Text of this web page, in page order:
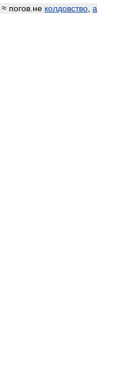
≈ погов.не колдовство а